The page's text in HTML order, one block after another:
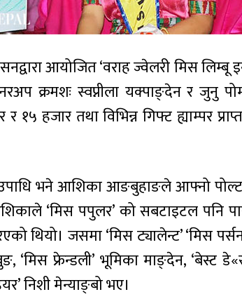
आयोजित ‘वराह ज्वेलरी मिस
क्रमशः स्वप्नीला यक्पाङ्देन र जुनु
१५ हजार तथा विभिन्न गिफ्ट ह्याम्पर
भने आशिका आङबुहाङले आफ्नो
‘मिस पपुलर’ को सबटाइटल पनि
थियो। जसमा ‘मिस ट्यालेन्ट’ ‘मिस
‘मिस फ्रेन्डली’ भूमिका माङ्देन, ‘बेस्ट
निशी मेन्याङ्बो भए।